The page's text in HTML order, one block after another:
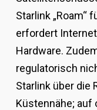
Starlink „Roam“
erfordert
Hardware.
regulatorisch
Starlink über die
Küstennähe; auf